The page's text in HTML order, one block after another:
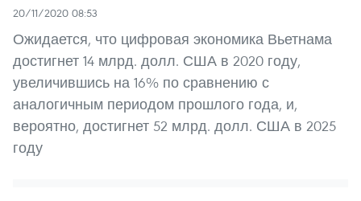
20/11/2020 08:53
Ожидается, что цифровая экономика Вьетнама
достигнет 14 млрд. долл. США в 2020 году,
увеличившись на 16% по сравнению с
аналогичным периодом прошлого года, и,
вероятно, достигнет 52 млрд. долл. США в 2025
году